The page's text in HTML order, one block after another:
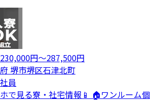
円〜287,500円
堺市堺区石津北町
員
で見る寮・社宅情報📱 🏠ワンルーム個